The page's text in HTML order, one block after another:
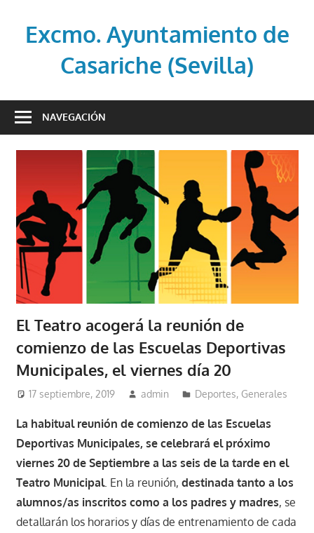
contenidoExcmo. Ayuntamiento de
Casariche (Sevilla)
oficial
Ayuntamiento
(Sevilla)
NAVEGACIÓN
El Teatro acogerá la reunión de
comienzo de las Escuelas Deportivas
Municipales, el viernes día 20
17 septiembre, 2019 admin Deportes, Generales
La habitual reunión de comienzo de las Escuelas
Deportivas Municipales, se celebrará el próximo
viernes 20 de Septiembre a las seis de la tarde en el
Teatro Municipal. En la reunión, destinada tanto a los
alumnos/as inscritos como a los padres y madres, se
detallarán los horarios y días de entrenamiento de cada